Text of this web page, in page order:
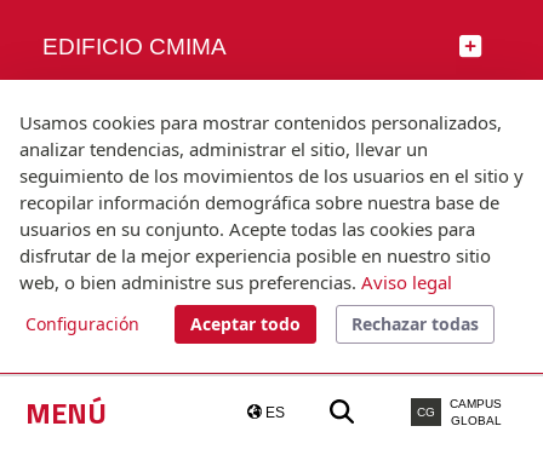
MENÚ ES CG
CAMPUS
GLOBAL
EDIFICIO CMIMA
SÍGUENOS
© Universitat Pompeu Fabra
Barcelona
T.(+34) 93 542 20 00
Usamos cookies para mostrar contenidos personalizados,
analizar tendencias, administrar el sitio, llevar un
seguimiento de los movimientos de los usuarios en el sitio y
recopilar información demográfica sobre nuestra base de
usuarios en su conjunto. Acepte todas las cookies para
disfrutar de la mejor experiencia posible en nuestro sitio
web, o bien administre sus preferencias. Aviso legal
Configuración Aceptar todo Rechazar todas